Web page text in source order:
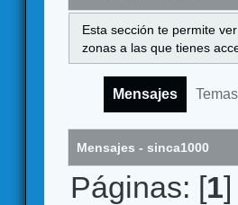
Esta sección te permite
zonas a las que tienes
Mensajes Temas
Mensajes - sinca1000
Páginas: [1]